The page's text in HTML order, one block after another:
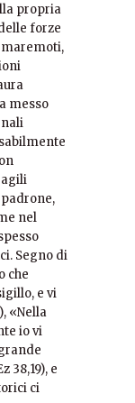
propria
forze
messo
nel
Segno di
che
e vi
«Nella
io vi
38,19), e
ci